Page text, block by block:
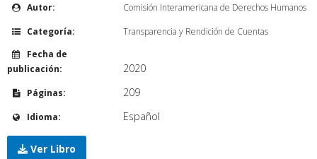
Autor:
Comisión Interamericana de Derechos Humanos
Categoría:
Transparencia y Rendición de Cuentas
Fecha de
publicación:
2020
Páginas: 209
Idioma: Español
Ver Libro